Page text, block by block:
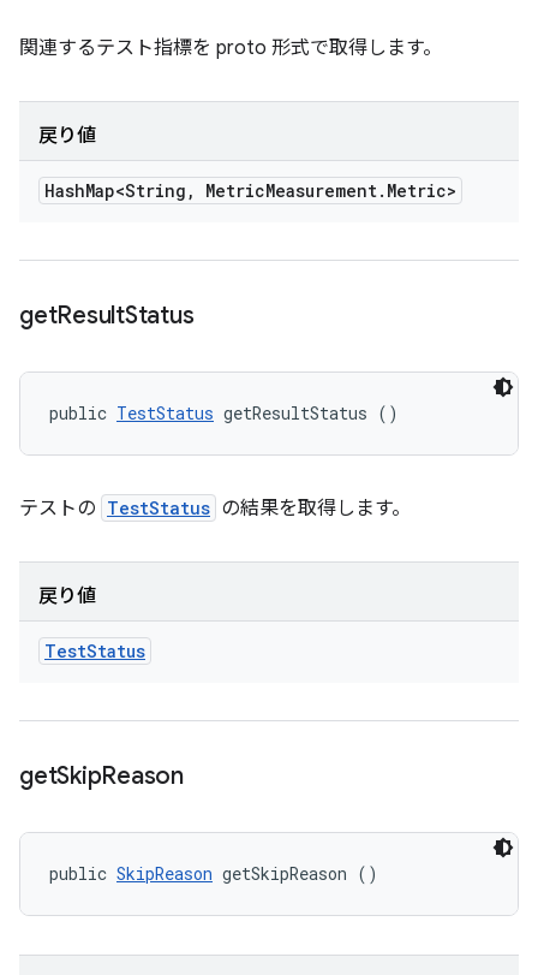
関連するテスト指標を proto 形式で取得します。
戻り値
HashMap<String , MetricMeasurement. Metric>
getResultStatus
public TestStatus getResultStatus ()
テストの TestStatus の結果を取得します。
戻り値
TestStatus
getSkipReason
public SkipReason getSkipReason ()